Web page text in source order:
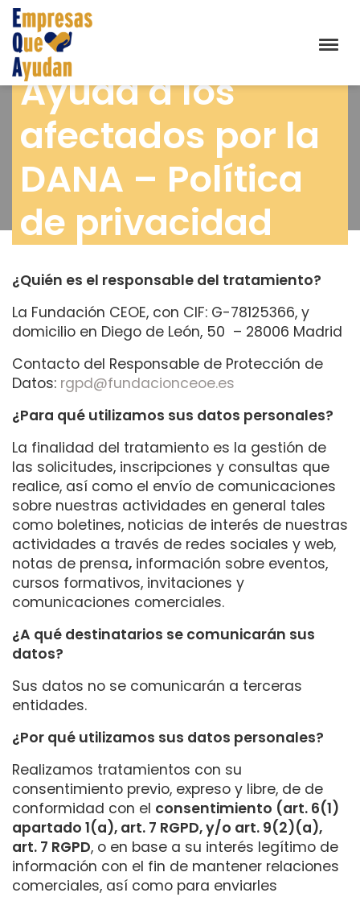
Ayuda a los
afectados por la
DANA – Política
de privacidad
¿Quién es el responsable del tratamiento?
La Fundación CEOE, con CIF: G-78125366, y
domicilio en Diego de León, 50 – 28006 Madrid
Contacto del Responsable de Protección de
Datos: rgpd@fundacionceoe.es
¿Para qué utilizamos sus datos personales?
La finalidad del tratamiento es la gestión de
las solicitudes, inscripciones y consultas que
realice, así como el envío de comunicaciones
sobre nuestras actividades en general tales
como boletines, noticias de interés de nuestras
actividades a través de redes sociales y web,
notas de prensa, información sobre eventos,
cursos formativos, invitaciones y
comunicaciones comerciales.
¿A qué destinatarios se comunicarán sus
datos?
Sus datos no se comunicarán a terceras
entidades.
¿Por qué utilizamos sus datos personales?
Realizamos tratamientos con su
consentimiento previo, expreso y libre, de de
conformidad con el consentimiento (art. 6(1)
apartado 1(a), art. 7 RGPD, y/o art. 9(2)(a),
art. 7 RGPD, o en base a su interés legítimo de
información con el fin de mantener relaciones
comerciales, así como para enviarles